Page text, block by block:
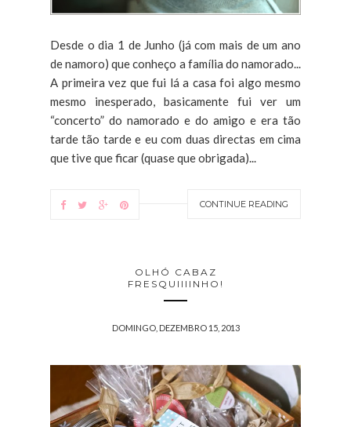
Desde o dia 1 de Junho (já com mais de um ano
de namoro) que conheço a família do namorado...
A primeira vez que fui lá a casa foi algo mesmo
mesmo inesperado, basicamente fui ver um
“concerto” do namorado e do amigo e era tão
tarde tão tarde e eu com duas directas em cima
que tive que ficar (quase que obrigada)...
CONTINUE READING
OLHÓ CABAZ
FRESQUIIIINHO!
DOMINGO, DEZEMBRO 15, 2013